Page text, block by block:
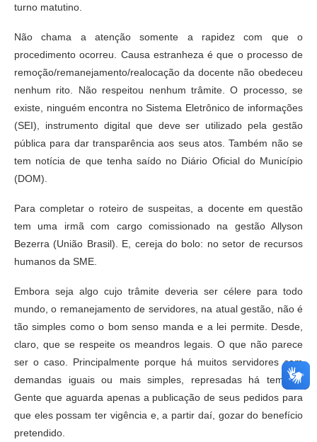
turno matutino.
Não chama a atenção somente a rapidez com que o
procedimento ocorreu. Causa estranheza é que o processo de
remoção/remanejamento/realocação da docente não obedeceu
nenhum rito. Não respeitou nenhum trâmite. O processo, se
existe, ninguém encontra no Sistema Eletrônico de informações
(SEI), instrumento digital que deve ser utilizado pela gestão
pública para dar transparência aos seus atos. Também não se
tem notícia de que tenha saído no Diário Oficial do Município
(DOM).
Para completar o roteiro de suspeitas, a docente em questão
tem uma irmã com cargo comissionado na gestão Allyson
Bezerra (União Brasil). E, cereja do bolo: no setor de recursos
humanos da SME.
Embora seja algo cujo trâmite deveria ser célere para todo
mundo, o remanejamento de servidores, na atual gestão, não é
tão simples como o bom senso manda e a lei permite. Desde,
claro, que se respeite os meandros legais. O que não parece
ser o caso. Principalmente porque há muitos servidores com
demandas iguais ou mais simples, represadas há tempos.
Gente que aguarda apenas a publicação de seus pedidos para
que eles possam ter vigência e, a partir daí, gozar do benefício
pretendido.